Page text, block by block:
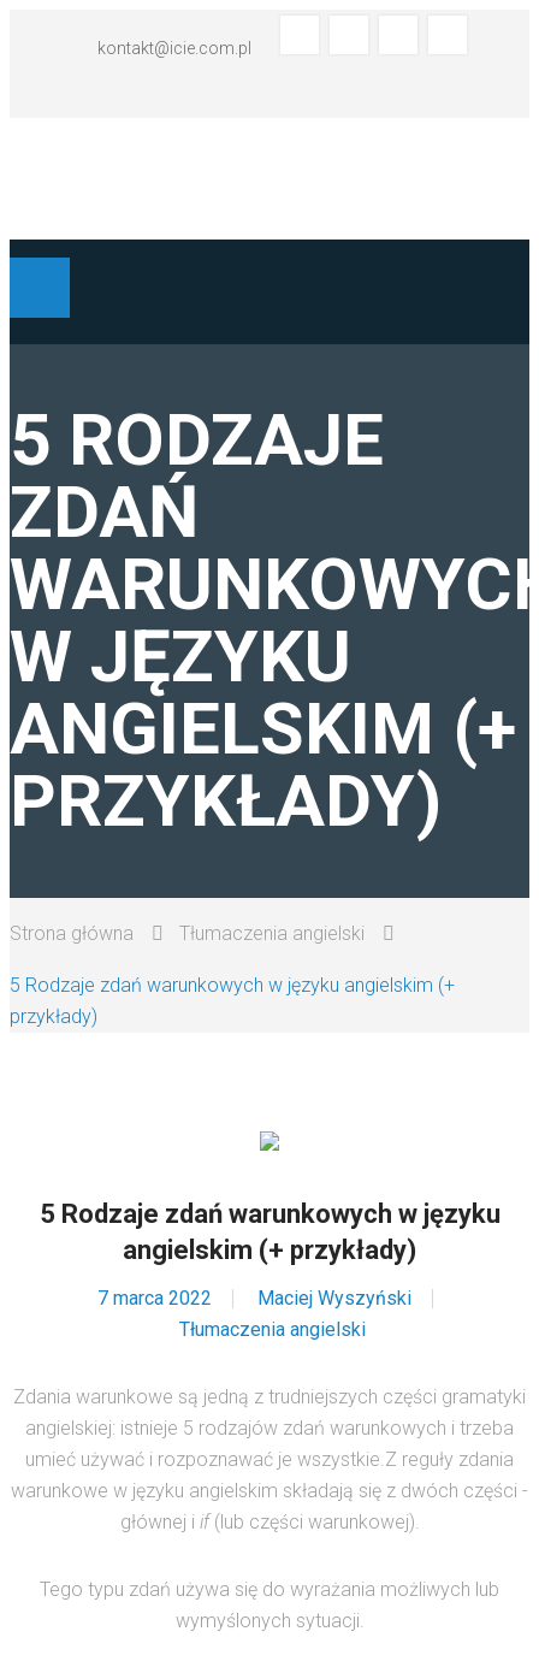
kontakt@icie.com.pl
TŁUMACZENIA HISZPAŃSKI
TŁUMACZENIA ANGIELSKI
PRACA TŁUMACZA
5 RODZAJE
ZDAŃ
W JĘZYKU
ANGIELSKIM (+
PRZYKŁADY)
Strona główna Tłumaczenia angielski
5 Rodzaje zdań warunkowych w języku angielskim (+
przykłady)
5 Rodzaje zdań warunkowych w języku
angielskim (+ przykłady)
7 marca 2022
Maciej Wyszyński
Tłumaczenia angielski
Zdania warunkowe są jedną z trudniejszych części gramatyki
angielskiej: istnieje 5 rodzajów zdań warunkowych i trzeba
umieć używać i rozpoznawać je wszystkie.Z reguły zdania
warunkowe w języku angielskim składają się z dwóch części -
głównej i if(lub części warunkowej).
Tego typu zdań używa się do wyrażania możliwych lub
wymyślonych sytuacji.